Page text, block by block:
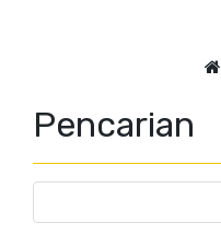
Pencarian